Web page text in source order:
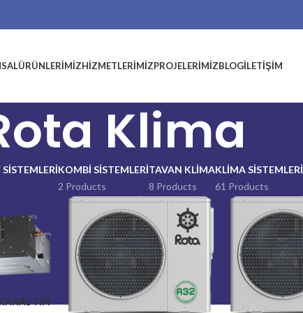
ÜRÜNLERIMIZHIZMETLERIMIZPROJELERIMIZBLOGİLETIŞIM
Klima
KOMBI SISTEMLERI
2 Products
TAVAN KLIMA
8 Products
KLIMA SISTEMLERI
61 Products
TİPİ